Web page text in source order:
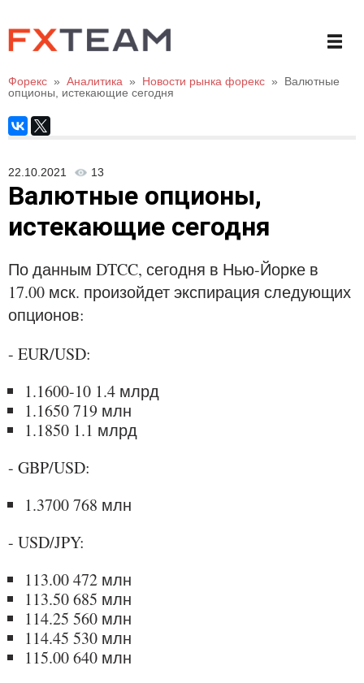
Форекс » Аналитика » Новости рынка форекс »
Валютные
опционы, истекающие сегодня
22.10.2021 13
Валютные опционы,
истекающие сегодня
По данным DTCC, сегодня в Нью-Йорке в
17.00 мск. произойдет экспирация следующих
опционов:
- EUR/USD:
1.1600-10 1.4 млрд
1.1650 719 млн
1.1850 1.1 млрд
- GBP/USD:
1.3700 768 млн
- USD/JPY:
113.00 472 млн
113.50 685 млн
114.25 560 млн
114.45 530 млн
115.00 640 млн